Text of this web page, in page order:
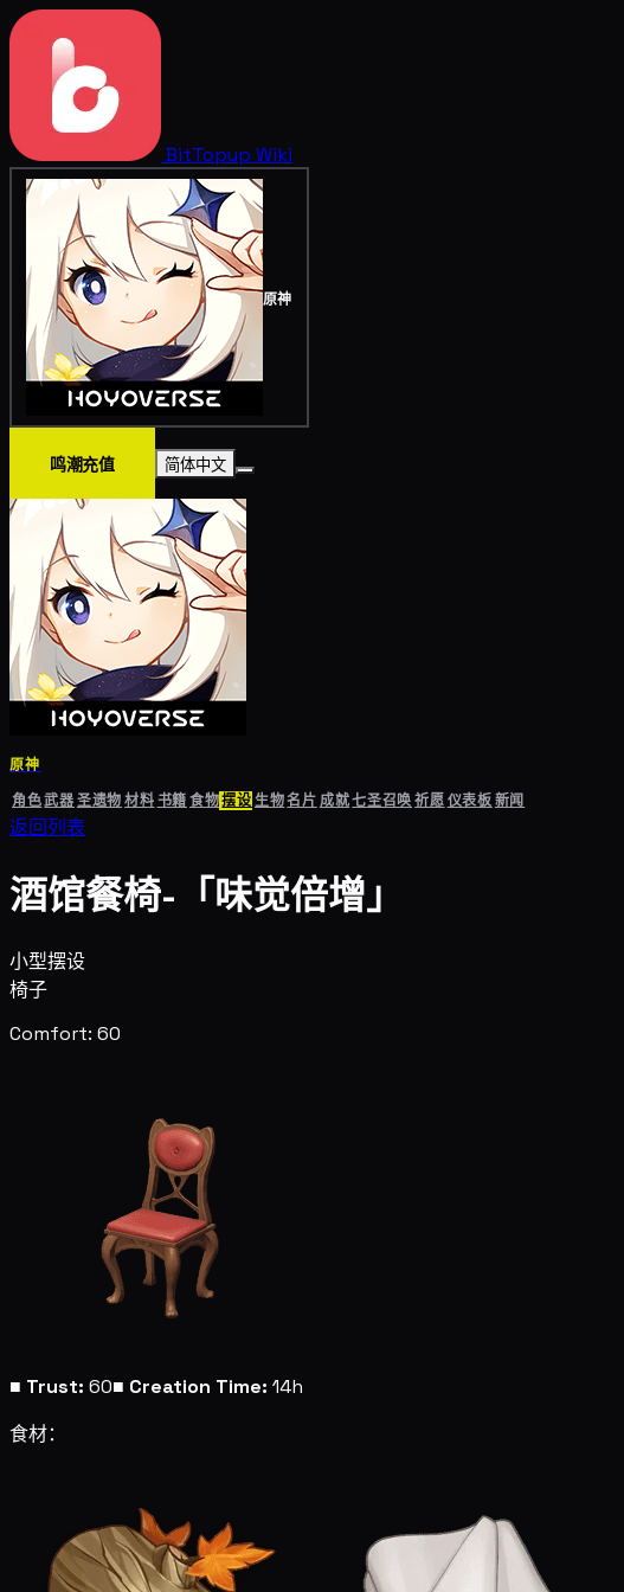
BitTopup Wiki
原神
鸣潮充值 简体中文
原神
角色武器圣遗物材料书籍食物摆设生物名片成就七圣召唤祈愿仪表板新闻
返回列表
酒馆餐椅-「味觉倍增」
小型摆设
椅子
Comfort: 60
■ Trust: 60■ Creation Time: 14h
食材：